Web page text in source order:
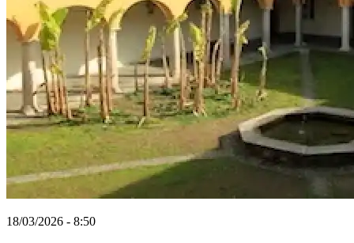
18/03/2026 - 8:50